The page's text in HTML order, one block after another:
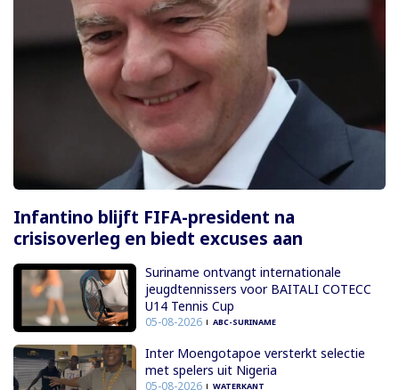
Infantino blijft FIFA-president na
crisisoverleg en biedt excuses aan
Suriname ontvangt internationale
jeugdtennissers voor BAITALI COTECC
U14 Tennis Cup
05-08-2026 ABC-SURINAME
Inter Moengotapoe versterkt selectie
met spelers uit Nigeria
05-08-2026 WATERKANT